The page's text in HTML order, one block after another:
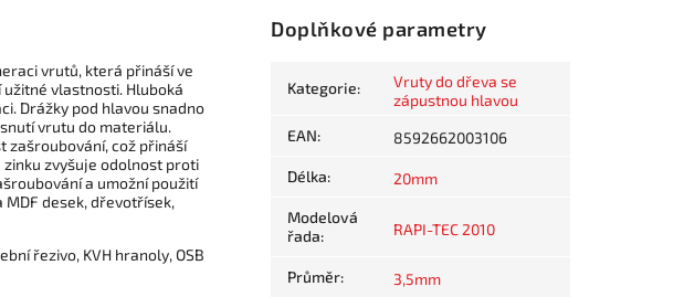
vrutů, která přináší ve
vlastnosti. Hluboká
Drážky pod hlavou snadno
vrutu do materiálu.
zašroubování, což přináší
zvyšuje odolnost proti
a umožní použití
MDF desek, dřevotřísek,
řezivo, KVH hranoly, OSB
Doplňkové parametry
Kategorie:
Vruty do dřeva se
zápustnou hlavou
EAN: 8592662003106
Délka: 20mm
Modelová
řada: RAPI-TEC 2010
Průměr: 3,5mm